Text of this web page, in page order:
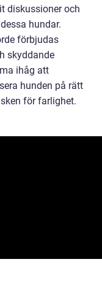
diskussioner och
hundar.
förbjudas
skyddande
ihåg att
hunden på rätt
för farlighet.